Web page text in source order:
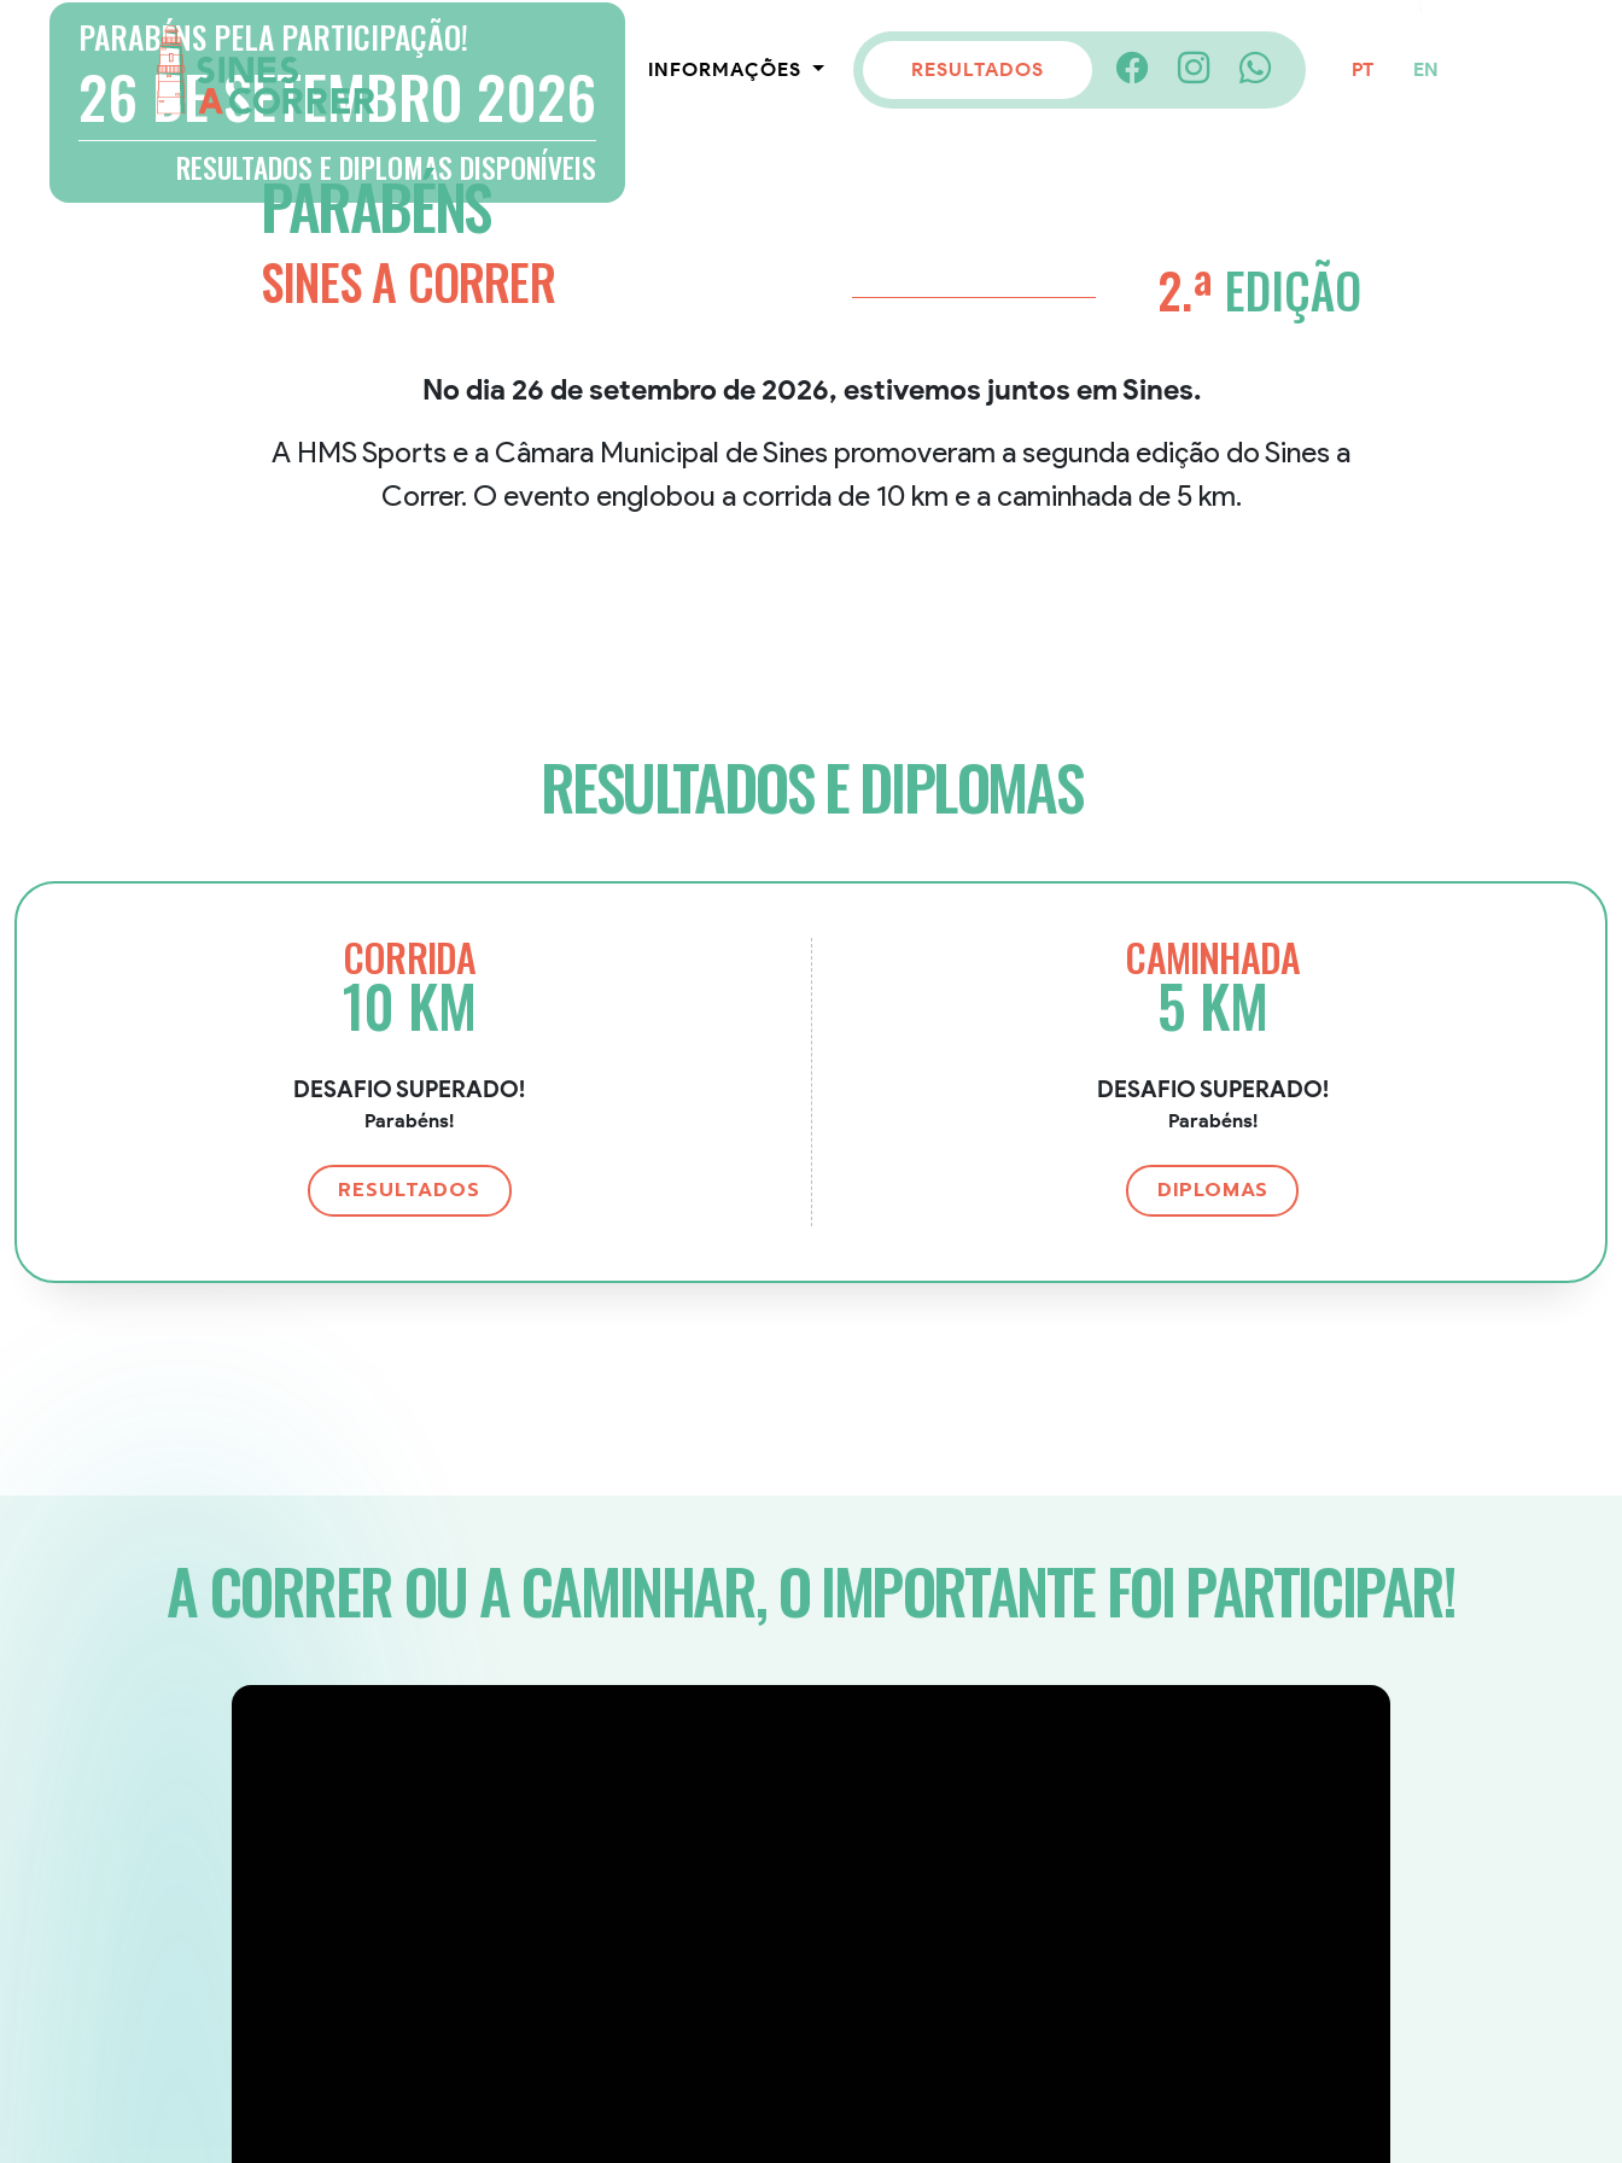
INFORMAÇÕES RESULTADOS PT EN
PARABÉNS PELA PARTICIPAÇÃO!
26 DE SETEMBRO 2026
RESULTADOS E DIPLOMAS DISPONÍVEIS
PARABÉNS
SINES A CORRER 2.ª EDIÇÃO
No dia 26 de setembro de 2026, estivemos juntos em Sines.
A HMS Sports e a Câmara Municipal de Sines promoveram a segunda edição do Sines a
Correr. O evento englobou a corrida de 10 km e a caminhada de 5 km.
RESULTADOS E DIPLOMAS
CORRIDA
10 KM
DESAFIO SUPERADO!
Parabéns!
RESULTADOS
CAMINHADA
5 KM
DESAFIO SUPERADO!
Parabéns!
DIPLOMAS
A CORRER OU A CAMINHAR, O IMPORTANTE FOI PARTICIPAR!